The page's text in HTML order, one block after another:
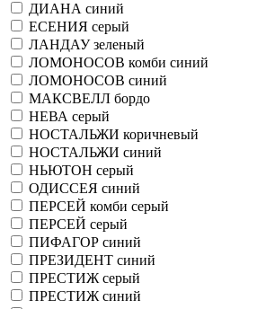
ДИАНА синий
ЕСЕНИЯ серый
ЛАНДАУ зеленый
ЛОМОНОСОВ комби синий
ЛОМОНОСОВ синий
МАКСВЕЛЛ бордо
НЕВА серый
НОСТАЛЬЖИ коричневый
НОСТАЛЬЖИ синий
НЬЮТОН серый
ОДИССЕЯ синий
ПЕРСЕЙ комби серый
ПЕРСЕЙ серый
ПИФАГОР синий
ПРЕЗИДЕНТ синий
ПРЕСТИЖ серый
ПРЕСТИЖ синий